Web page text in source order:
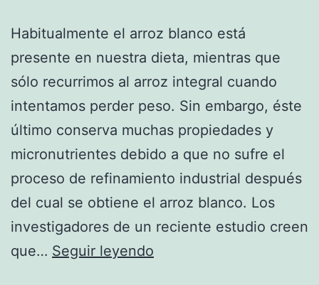
Habitualmente el arroz blanco está
presente en nuestra dieta, mientras que
sólo recurrimos al arroz integral cuando
intentamos perder peso. Sin embargo, éste
último conserva muchas propiedades y
micronutrientes debido a que no sufre el
proceso de refinamiento industrial después
del cual se obtiene el arroz blanco. Los
investigadores de un reciente estudio creen
que… Seguir leyendo